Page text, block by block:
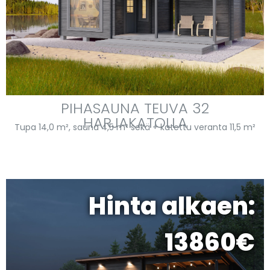
PIHASAUNA TEUVA 32
HARJAKATOLLA
Tupa 14,0 m², sauna 4,5 m² sekä + katettu veranta 11,5 m²
Hinta alkaen:
13860€